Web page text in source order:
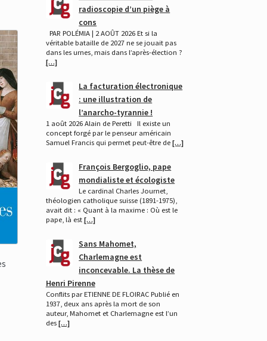
radioscopie d’un piège à
cons
PAR POLÉMIA | 2 AOÛT 2026 Et si la
véritable bataille de 2027 ne se jouait pas
dans les urnes, mais dans l’après-élection ?
[…]
La facturation électronique
: une illustration de
l’anarcho-tyrannie !
1 août 2026 Alain de Peretti Il existe un
concept forgé par le penseur américain
Samuel Francis qui permet peut-être de […]
François Bergoglio, pape
mondialiste et écologiste
Le cardinal Charles Journet,
théologien catholique suisse (1891-1975),
avait dit : « Quant à la maxime : Où est le
pape, là est […]
Sans Mahomet,
Charlemagne est
inconcevable. La thèse de
Henri Pirenne
Conflits par ETIENNE DE FLOIRAC Publié en
1937, deux ans après la mort de son
auteur, Mahomet et Charlemagne est l’un
des […]